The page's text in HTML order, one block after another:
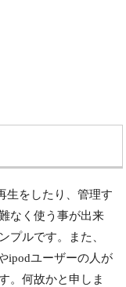
生をしたり、管理す
なく使う事が出来
プルです。また、
ipodユーザーの人が
。何故かと申しま